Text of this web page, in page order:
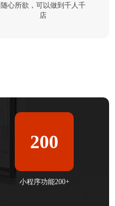
随心所欲，可以做到千人千
店
200
小程序功能200+